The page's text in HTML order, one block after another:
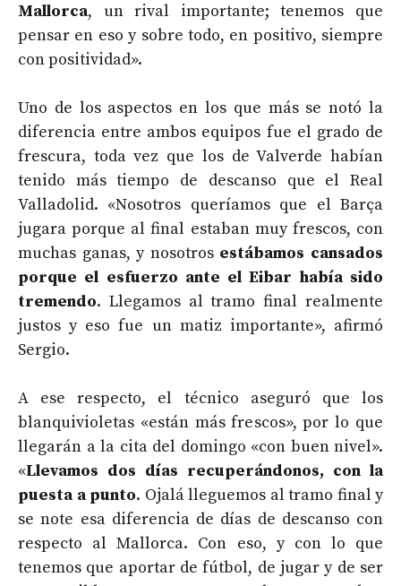
Mallorca, un rival importante; tenemos que
pensar en eso y sobre todo, en positivo, siempre
con positividad».
Uno de los aspectos en los que más se notó la
diferencia entre ambos equipos fue el grado de
frescura, toda vez que los de Valverde habían
tenido más tiempo de descanso que el Real
Valladolid. «Nosotros queríamos que el Barça
jugara porque al final estaban muy frescos, con
muchas ganas, y nosotros estábamos cansados
porque el esfuerzo ante el Eibar había sido
tremendo. Llegamos al tramo final realmente
justos y eso fue un matiz importante», afirmó
Sergio.
A ese respecto, el técnico aseguró que los
blanquivioletas «están más frescos», por lo que
llegarán a la cita del domingo «con buen nivel».
«Llevamos dos días recuperándonos, con la
puesta a punto. Ojalá lleguemos al tramo final y
se note esa diferencia de días de descanso con
respecto al Mallorca. Con eso, y con lo que
tenemos que aportar de fútbol, de jugar y de ser